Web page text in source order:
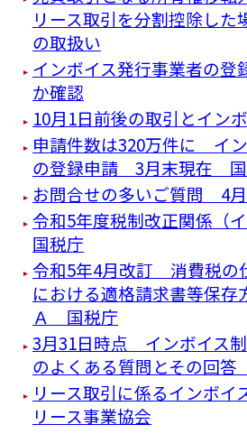
リース取引を分割控除した
の取扱い
インボイス発行事業者の登
か確認
10月1日前後の取引とイン
申請件数は320万件に イ
の登録申請 3月末現在
お問合せの多いご質問 4
令和5年度税制改正関係（
国税庁
令和5年4月改訂 消費税の
における適格請求書等保存
Ａ 国税庁
3月31日時点 インボイス
のよくある質問とその回
リース取引に係るインボ
リース事業協会